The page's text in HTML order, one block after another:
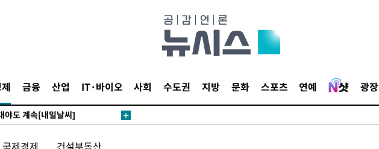
금융 산업 IT·바이오 사회 수도권 지방 문화 스포츠 연예 광장
미사일…감시·경계태세 강화"
도미사일 가능성
사체 발사"
취소…11일 재개
국제경제 건설부동산